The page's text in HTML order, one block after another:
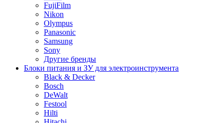
FujiFilm
Nikon
Olympus
Panasonic
Samsung
Sony
Другие бренды
Блоки питания и ЗУ для электроинструмента
Black & Decker
Bosch
DeWalt
Festool
Hilti